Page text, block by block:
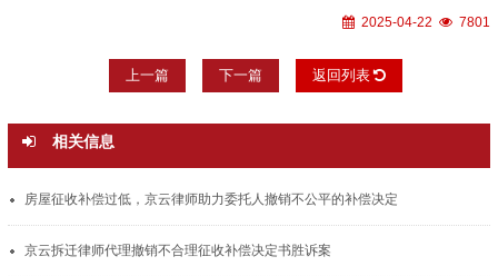
2025-04-22 7801
上一篇 下一篇 返回列表
相关信息
房屋征收补偿过低，京云律师助力委托人撤销不公平的补偿决定
京云拆迁律师代理撤销不合理征收补偿决定书胜诉案